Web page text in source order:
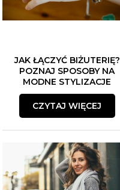
JAK ŁĄCZYĆ BIŻUTERIĘ?
POZNAJ SPOSOBY NA
MODNE STYLIZACJE
CZYTAJ WIĘCEJ